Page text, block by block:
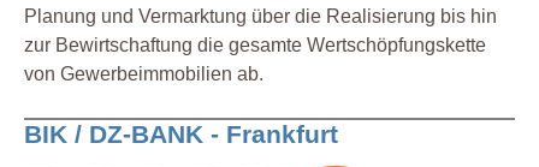
Planung und Vermarktung über die Realisierung bis hin
zur Bewirtschaftung die gesamte Wertschöpfungskette
von Gewerbeimmobilien ab.
BIK / DZ-BANK - Frankfurt